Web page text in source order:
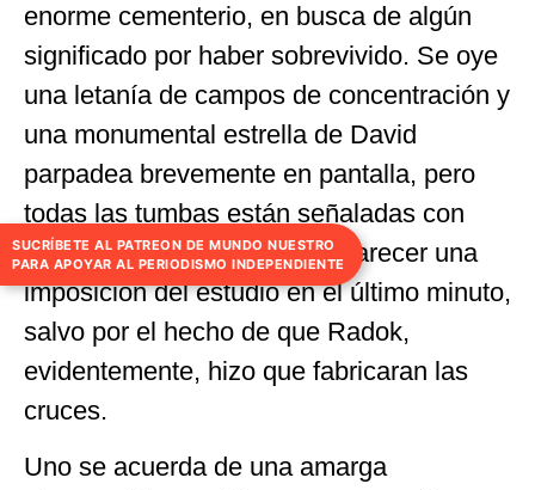
enorme cementerio, en busca de algún
significado por haber sobrevivido. Se oye
una letanía de campos de concentración y
una monumental estrella de David
parpadea brevemente en pantalla, pero
todas las tumbas están señaladas con
una cruz. Esta coda podría parecer una
imposición del estudio en el último minuto,
salvo por el hecho de que Radok,
evidentemente, hizo que fabricaran las
cruces.
Uno se acuerda de una amarga
SUCRÍBETE AL PATREON DE MUNDO NUESTRO
PARA APOYAR AL PERIODISMO INDEPENDIENTE